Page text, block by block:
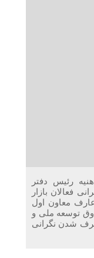
رئیس دفتر
فعالان بازار
معاون اول
توسعه ملی و
شدن نگرانی